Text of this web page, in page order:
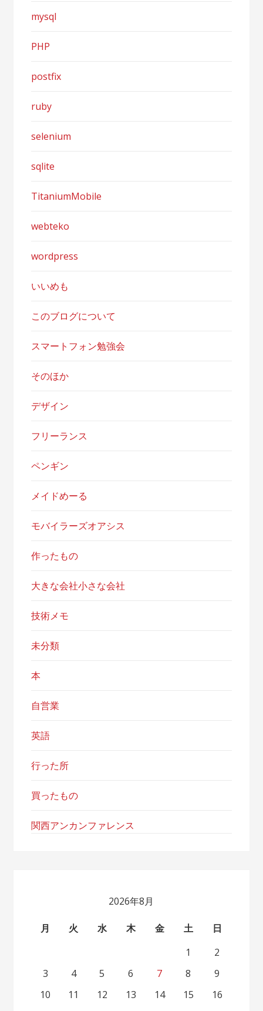
mysql
PHP
postfix
ruby
selenium
sqlite
TitaniumMobile
webteko
wordpress
いいめも
このブログについて
スマートフォン勉強会
そのほか
デザイン
フリーランス
ペンギン
メイドめーる
モバイラーズオアシス
作ったもの
大きな会社小さな会社
技術メモ
未分類
本
自営業
英語
行った所
買ったもの
関西アンカンファレンス
2026年8月
月 火 水 木 金 土
日
1
2
3
4 5 6 7 8
9
10
11 12 13 14 15
16